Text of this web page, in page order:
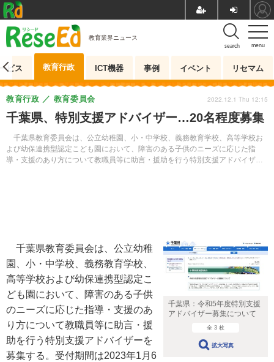
menu
search
教育業界ニュース
ビス 教育行政 ICT機器 事例 イベント リセマム
千葉県、特別支援アドバイザー…20名程度募集
千葉県教育委員会は、公立幼稚園、小・中学校、義務教育学校、高等学校お
よび幼保連携型認定こども園において、障害のある子供のニーズに応じた指
導・支援のあり方について教職員等に助言・援助を行う特別支援アドバイザー
教育行政 教育委員会 2022.12.1 Thu 12:15
千葉県：令和5年度特別支援
アドバイザー募集について
全 3 枚
拡大写真
千葉県教育委員会は、公立幼稚
園、小・中学校、義務教育学校、
高等学校および幼保連携型認定こ
ども園において、障害のある子供
のニーズに応じた指導・支援のあ
り方について教職員等に助言・援
助を行う特別支援アドバイザーを
募集する。受付期間は2023年1月6